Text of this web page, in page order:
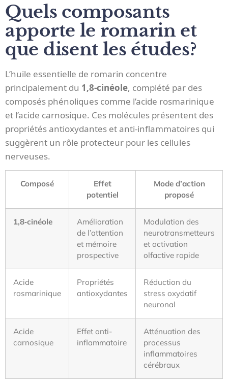
Quels composants
apporte le romarin et
que disent les études?
L’huile essentielle de romarin concentre
principalement du 1,8‑cinéole, complété par des
composés phénoliques comme l’acide rosmarinique
et l’acide carnosique. Ces molécules présentent des
propriétés antioxydantes et anti-inflammatoires qui
suggèrent un rôle protecteur pour les cellules
nerveuses.
Composé
Effet
potentiel
Mode d’action
proposé
1,8‑cinéole
Amélioration
de l’attention
et mémoire
prospective
Modulation des
neurotransmetteurs
et activation
olfactive rapide
Acide
rosmarinique
Propriétés
antioxydantes
Réduction du
stress oxydatif
neuronal
Acide
carnosique
Effet anti-
inflammatoire
Atténuation des
processus
inflammatoires
cérébraux